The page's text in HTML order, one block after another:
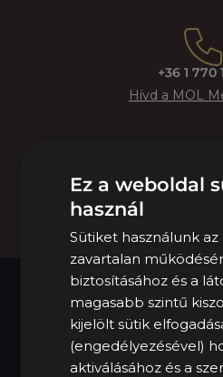
+36 1 770
Hívd a MOL
Tovább az
H – P: 08:00
Sz – V:
Ez a weboldal
használ
Sütiket használunk
zavartalan
biztosításához és a
magasabb szintű
kijelölt sütik
(engedélyezésével)
aktiválásához és a